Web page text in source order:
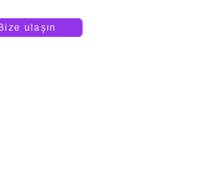
Bize ulaşın